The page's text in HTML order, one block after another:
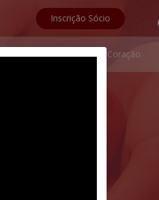
Inscrição Sócio
Amigos do Coração